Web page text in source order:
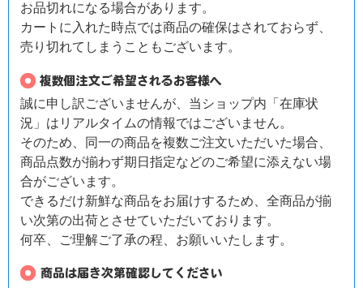
お品切れになる場合があります。
カートに入れた時点では商品の確保はされておらず、
売り切れてしまうこともございます。
誠に申し訳ございませんが、当ショップ内「在庫状
況」はリアルタイムの情報ではございません。
そのため、同一の商品を複数ご注文いただいた場合、
商品点数が揃わず期日指定などのご希望に添えない場
合がございます。
できるだけ新鮮な商品をお届けするため、全商品が揃
い次第の出荷とさせていただいております。
何卒、ご理解ご了承の程、お願いいたします。